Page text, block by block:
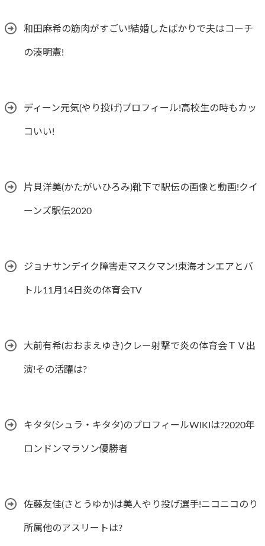
和田麻希の筋肉がすごい!結婚したばかりで夫はコーチ
の湊明憲!
ディーン元気(やり投げ)プロフィール!高校生の時もカッ
コいい!
片貝洋美(かたがいひろみ)靴下で駅伝の画像と動画!クイ
ーンズ駅伝2020
ジョナサンデイク障害走マスクマン!東海オンエアとバ
トル11月14日炎の体育会TV
大前有希(おおまえゆき)クレー射撃で炎の体育会ＴＶ出
演!その活躍は?
キタタ(シュラ・キタタ)のプロフィールWIKIは?2020年
ロンドンマラソン優勝者
佐藤友佳(さとうゆか)は美人やり投げ選手!ニコニコのり
所属他のアスリートは?